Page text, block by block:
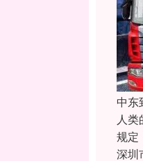
中东
人
规定
深圳